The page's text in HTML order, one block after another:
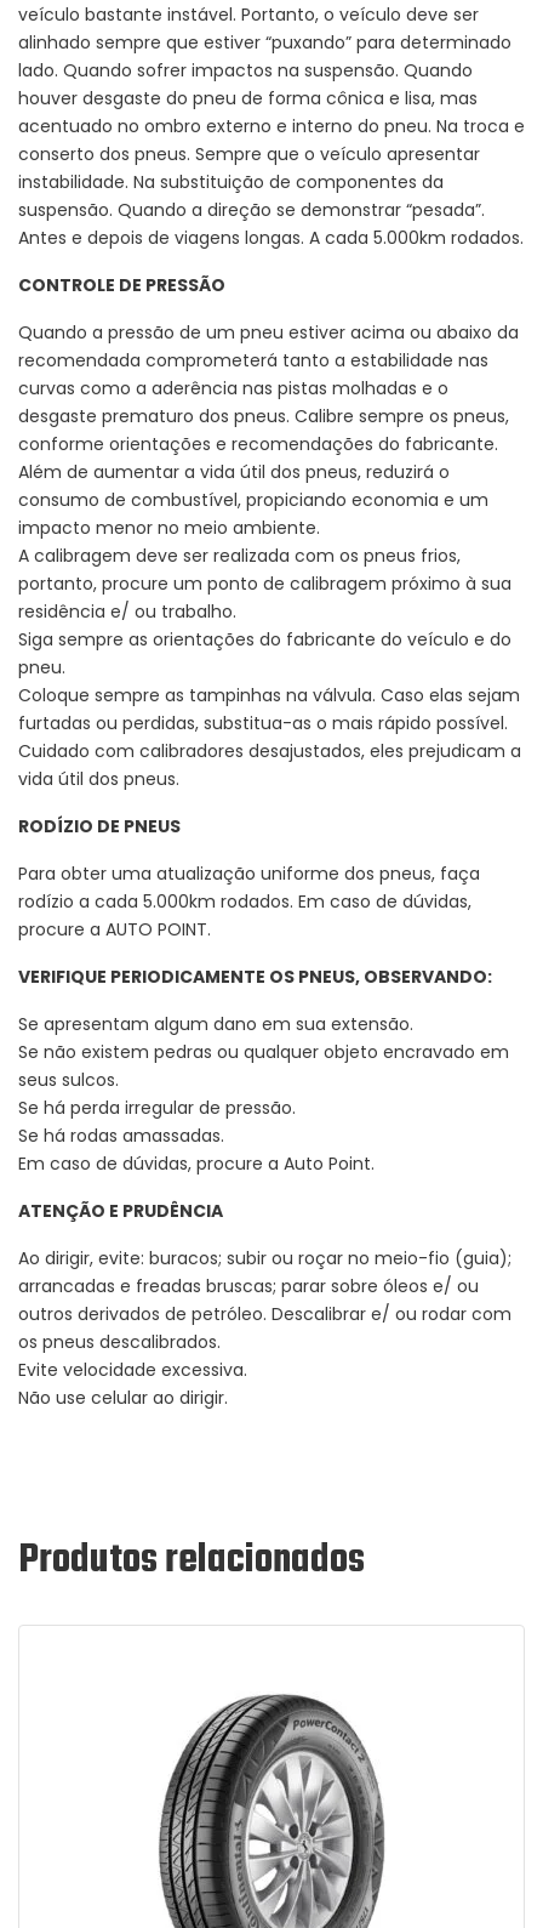
veículo bastante instável. Portanto, o veículo deve ser
alinhado sempre que estiver “puxando” para determinado
lado. Quando sofrer impactos na suspensão. Quando
houver desgaste do pneu de forma cônica e lisa, mas
acentuado no ombro externo e interno do pneu. Na troca e
conserto dos pneus. Sempre que o veículo apresentar
instabilidade. Na substituição de componentes da
suspensão. Quando a direção se demonstrar “pesada”.
Antes e depois de viagens longas. A cada 5.000km rodados.
CONTROLE DE PRESSÃO
Quando a pressão de um pneu estiver acima ou abaixo da
recomendada comprometerá tanto a estabilidade nas
curvas como a aderência nas pistas molhadas e o
desgaste prematuro dos pneus. Calibre sempre os pneus,
conforme orientações e recomendações do fabricante.
Além de aumentar a vida útil dos pneus, reduzirá o
consumo de combustível, propiciando economia e um
impacto menor no meio ambiente.
A calibragem deve ser realizada com os pneus frios,
portanto, procure um ponto de calibragem próximo à sua
residência e/ ou trabalho.
Siga sempre as orientações do fabricante do veículo e do
pneu.
Coloque sempre as tampinhas na válvula. Caso elas sejam
furtadas ou perdidas, substitua-as o mais rápido possível.
Cuidado com calibradores desajustados, eles prejudicam a
vida útil dos pneus.
RODÍZIO DE PNEUS
Para obter uma atualização uniforme dos pneus, faça
rodízio a cada 5.000km rodados. Em caso de dúvidas,
procure a AUTO POINT.
VERIFIQUE PERIODICAMENTE OS PNEUS, OBSERVANDO:
Se apresentam algum dano em sua extensão.
Se não existem pedras ou qualquer objeto encravado em
seus sulcos.
Se há perda irregular de pressão.
Se há rodas amassadas.
Em caso de dúvidas, procure a Auto Point.
ATENÇÃO E PRUDÊNCIA
Ao dirigir, evite: buracos; subir ou roçar no meio-fio (guia);
arrancadas e freadas bruscas; parar sobre óleos e/ ou
outros derivados de petróleo. Descalibrar e/ ou rodar com
os pneus descalibrados.
Evite velocidade excessiva.
Não use celular ao dirigir.
Produtos relacionados